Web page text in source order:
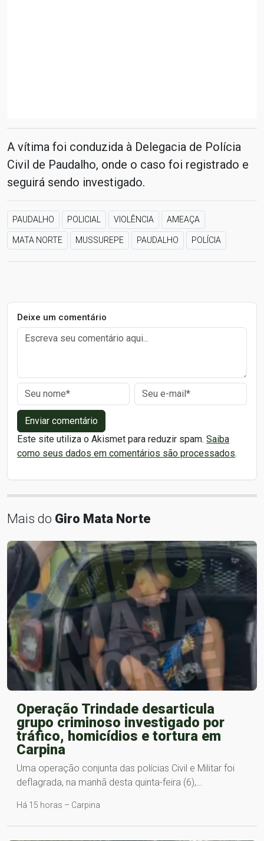
A vítima foi conduzida à Delegacia de Polícia
Civil de Paudalho, onde o caso foi registrado e
seguirá sendo investigado.
PAUDALHO POLICIAL VIOLÊNCIA AMEAÇA
MATA NORTE MUSSUREPE PAUDALHO POLÍCIA
Deixe um comentário
Enviar comentário
Este site utiliza o Akismet para reduzir spam. Saiba
como seus dados em comentários são processados.
Mais do Giro Mata Norte
Operação Trindade desarticula
grupo criminoso investigado por
tráfico, homicídios e tortura em
Carpina
Uma operação conjunta das polícias Civil e Militar foi
deflagrada, na manhã desta quinta-feira (6),…
Há 15 horas – Carpina